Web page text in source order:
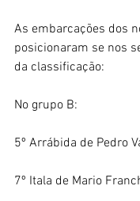
As embarcações dos
posicionaram se nos
da classificação:
No grupo B:
5º Arrábida de Pedro
7º Itala de Mario